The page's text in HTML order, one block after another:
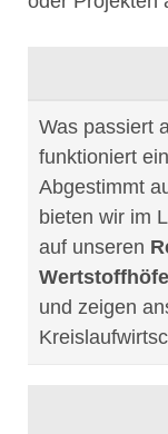
Was passiert
funktioniert
Abgestimmt
bieten wir im
auf unseren
und zeigen